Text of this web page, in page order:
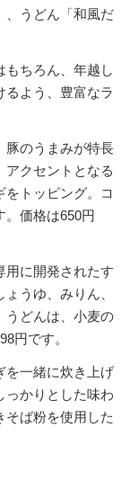
、うどん「和風だ
ちろん、年越し
るよう、豊富なラ
豚のうまみが特長
アクセントとなる
トッピング。コ
。価格は650円
用に開発されたす
うゆ、みりん、
うどんは、小麦の
円です。
を一緒に炊き上げ
っかりとした味わ
そば粉を使用した